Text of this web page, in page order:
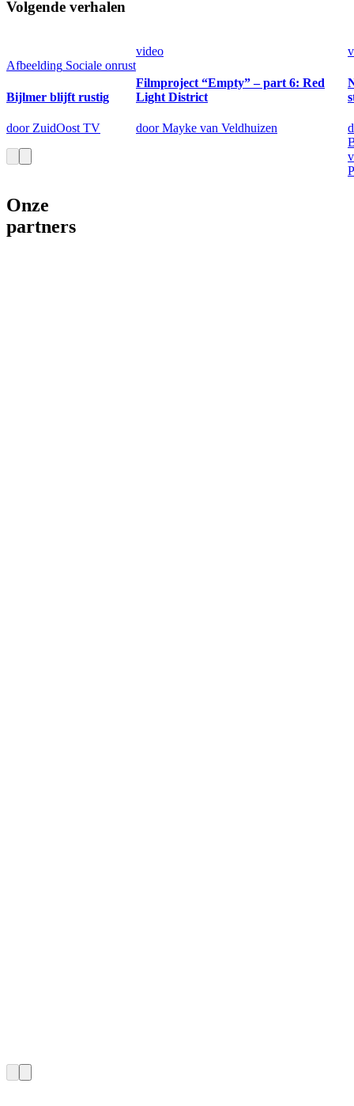
Volgende verhalen
Afbeelding Sociale onrust
Bijlmer blijft rustig
door ZuidOost TV
video
Filmproject “Empty” – part 6: Red
Light District
door Mayke van Veldhuizen
Onze
partners